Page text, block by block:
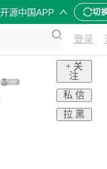
开源中国APP 切
登录
+ 关
注
私 信
拉 黑